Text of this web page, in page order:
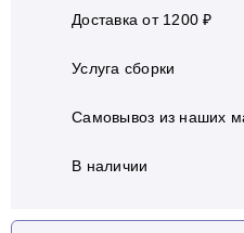
Доставка от 1200 ₽
Услуга сборки
Самовывоз из наших
В наличии